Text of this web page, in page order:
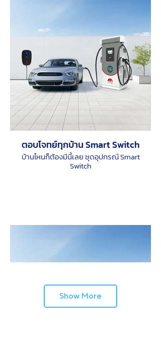
ตอบโจทย์ทุกบ้าน Smart Switch
บ้านไหนก็ต้องมีนี้เลย ชุดอุปกรณ์ Smart
Switch
Show More